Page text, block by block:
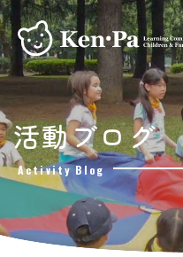
ケンパの保育
ケンパの各園
ケンパ西馬込園
ケンパ高田園
ケンパ池上園
ケンパ井の頭本園・分園
活動ブログ
Activity Blog